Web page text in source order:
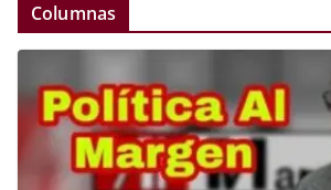
Columnas